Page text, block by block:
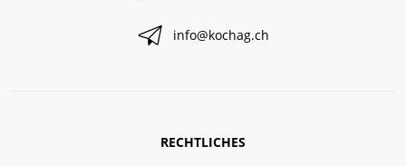
info@kochag.ch
RECHTLICHES